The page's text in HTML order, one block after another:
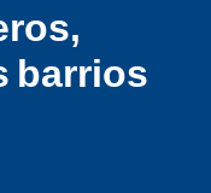
barrios